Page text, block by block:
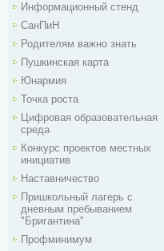
Информационный стенд
СанПиН
Родителям важно знать
Пушкинская карта
Юнармия
Точка роста
Цифровая образовательная
среда
Конкурс проектов местных
инициатив
Наставничество
Пришкольный лагерь с
дневным пребыванием
"Бригантина"
Профминимум